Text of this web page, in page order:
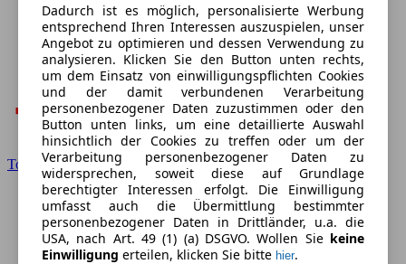
Toyota
Dadurch ist es möglich, personalisierte Werbung
entsprechend Ihren Interessen auszuspielen, unser
Angebot zu optimieren und dessen Verwendung zu
analysieren. Klicken Sie den Button unten rechts,
um dem Einsatz von einwilligungspflichten Cookies
und der damit verbundenen Verarbeitung
personenbezogener Daten zuzustimmen oder den
Button unten links, um eine detaillierte Auswahl
hinsichtlich der Cookies zu treffen oder um der
Verarbeitung personenbezogener Daten zu
widersprechen, soweit diese auf Grundlage
berechtigter Interessen erfolgt. Die Einwilligung
umfasst auch die Übermittlung bestimmter
personenbezogener Daten in Drittländer, u.a. die
USA, nach Art. 49 (1) (a) DSGVO. Wollen Sie keine
Einwilligung erteilen, klicken Sie bitte hier.